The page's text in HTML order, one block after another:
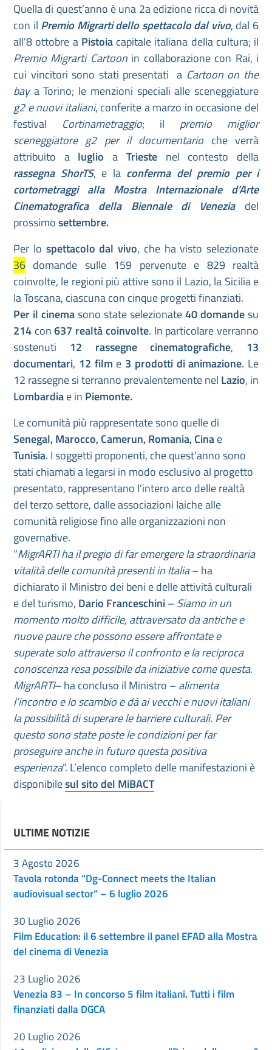
Quella di quest’anno è una 2a edizione ricca di novità
con il Premio Migrarti dello spettacolo dal vivo, dal 6
all’8 ottobre a Pistoiacapitale italiana della cultura; il
Premio Migrarti Cartoonin collaborazione con Rai, i
cui vincitori sono stati presentati a Cartoon on the
baya Torino; le menzioni speciali alle sceneggiature
g2 e nuovi italiani, conferite a marzo in occasione del
festival Cortinametraggio; il premio miglior
sceneggiatore g2 per il documentario che verrà
attribuito a luglio a Triestenel contesto della
rassegna ShorTS, e la conferma del premio per i
cortometraggi alla Mostra Internazionale d’Arte
Cinematografica della Biennale di Veneziadel
prossimosettembre.
Per lo spettacolo dal vivo, che ha visto selezionate
36 domande sulle 159 pervenute e 829 realtà
coinvolte, le regioni più attive sono il Lazio, la Sicilia e
la Toscana, ciascuna con cinque progetti finanziati.
Per il cinemasono state selezionate40 domandesu
214 con637 realtà coinvolte. In particolare verranno
sostenuti 12 rassegne cinematografiche, 13
documentari, 12 film e 3 prodotti di animazione. Le
12 rassegne si terranno prevalentemente nel Lazio, in
Lombardiae in Piemonte.
Le comunità più rappresentate sono quelle di
Senegal, Marocco, Camerun, Romania, Cinae
Tunisia. I soggetti proponenti, che quest’anno sono
stati chiamati a legarsi in modo esclusivo al progetto
presentato, rappresentano l’intero arco delle realtà
del terzo settore, dalle associazioni laiche alle
comunità religiose fino alle organizzazioni non
governative.
“MigrARTI ha il pregio di far emergere la straordinaria
vitalità delle comunità presenti in Italia– ha
dichiarato il Ministro dei beni e delle attività culturali
e del turismo, Dario Franceschini–Siamo in un
momento molto difficile, attraversato da antiche e
nuove paure che possono essere affrontate e
superate solo attraverso il confronto e la reciproca
conoscenza resa possibile da iniziative come questa.
MigrARTI– ha concluso il Ministro –alimenta
l’incontro e lo scambio e dà ai vecchi e nuovi italiani
la possibilità di superare le barriere culturali. Per
questo sono state poste le condizioni per far
proseguire anche in futuro questa positiva
esperienza”. L’elenco completo delle manifestazioni è
disponibilesul sito del MiBACT
ULTIME NOTIZIE
Tavola rotonda “Dg-Connect meets the Italian
audiovisual sector” – 6 luglio 2026
3 Agosto 2026
Film Education: il 6 settembre il panel EFAD alla Mostra
del cinema di Venezia
30 Luglio 2026
Venezia 83 – In concorso 5 film italiani. Tutti i film
finanziati dalla DGCA
23 Luglio 2026
20 Luglio 2026